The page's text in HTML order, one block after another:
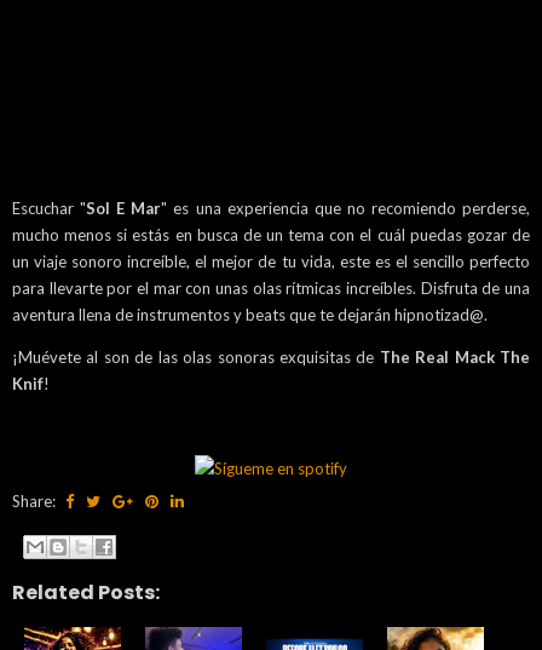
Escuchar "Sol E Mar" es una experiencia que no recomiendo perderse,
mucho menos si estás en busca de un tema con el cuál puedas gozar de
un viaje sonoro increíble, el mejor de tu vida, este es el sencillo perfecto
para llevarte por el mar con unas olas rítmicas increíbles. Disfruta de una
aventura llena de instrumentos y beats que te dejarán hipnotizad@.
¡Muévete al son de las olas sonoras exquisitas de The Real Mack The
Knif!
Share:
Related Posts: